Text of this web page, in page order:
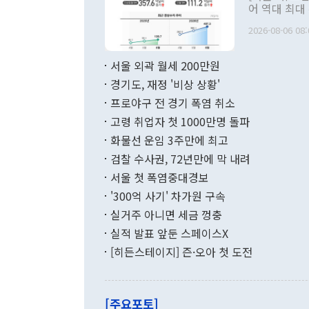
관 부처 장
관의 무리한
다. [정동영 통일부 장관이 지난달 23일 오후 서울 종로구 정부서울청사에
무너졌다고
함께 4자 대
"우리의 선
관은 업무
어 역대 최
료=한국은행] 한국은행이 6일 발표한 '2026년 6월 국제수지(잠정)'
며 월간 기
196.9% 급
수출은
기록했지만
로 전환됐다.
는 배당수입
2026-08-06
서울 외곽 월세 200만원
경기도, 재정 '비상 상황'
프로야구 전 경기 폭염 취소
고령 취업자 첫 1000만명 돌파
화물선 운임 3주만에 최고
검찰 수사권, 72년만에 막 내려
서울 첫 폭염중대경보
'300억 사기' 차가원 구속
실거주 아니면 세금 껑충
실적 발표 앞둔 스페이스X
[히든스테이지] 즌·오아 첫 도전
[주요포토]